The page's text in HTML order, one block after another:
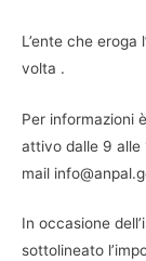
L’ente che eroga
volta .
Per informazioni
attivo dalle 9 alle
mail
In occasione
sottolineato